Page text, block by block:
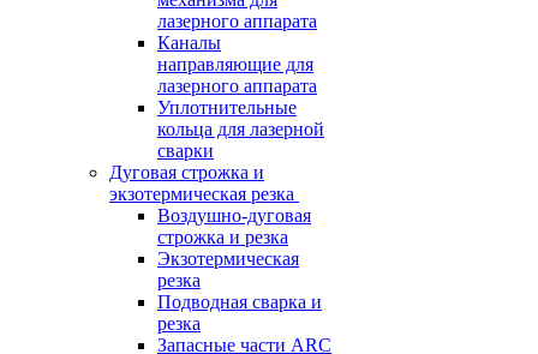
лазерного аппарата
Каналы
направляющие для
лазерного аппарата
Уплотнительные
кольца для лазерной
сварки
Дуговая строжка и
экзотермическая резка
Воздушно-дуговая
строжка и резка
Экзотермическая
резка
Подводная сварка и
резка
Запасные части ARC